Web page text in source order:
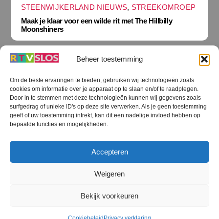
Beheer toestemming
Om de beste ervaringen te bieden, gebruiken wij technologieën zoals
cookies om informatie over je apparaat op te slaan en/of te raadplegen.
Door in te stemmen met deze technologieën kunnen wij gegevens zoals
surfgedrag of unieke ID's op deze site verwerken. Als je geen toestemming
geeft of uw toestemming intrekt, kan dit een nadelige invloed hebben op
bepaalde functies en mogelijkheden.
Accepteren
Weigeren
Bekijk voorkeuren
STEENWIJKERLAND NIEUWS, STREEKOMROEP
Maak je klaar voor een wilde rit met The Hillbilly
Moonshiners
Terug
naar
boven
RTV SLOS
RTV SLOS ANBI